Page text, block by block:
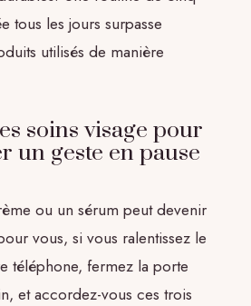
tous les jours surpasse
utilisés de manière
soins visage pour
un geste en pause
ou un sérum peut devenir
vous, si vous ralentissez le
téléphone, fermez la porte
et accordez-vous ces trois